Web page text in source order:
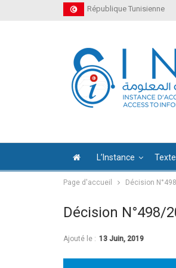
République Tunisienne
L’Instance
Page d'accueil Décision
Décision N°498/
Ajouté le : 13 Juin, 2019